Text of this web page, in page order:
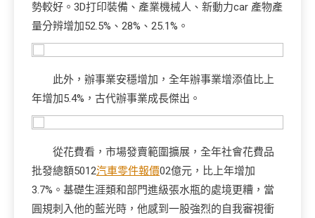
勢較好。3D打印裝備、產業機械人、新動力car 產物產
量分辨增加52.5%、28%、25.1%。
此外，辦事業安穩增加，全年辦事業增添值比上
年增加5.4%，古代辦事業成長傑出。
從花費看，市場發賣範圍擴展，全年社會花費品
批發總額5012汽車零件報價02億元，比上年增加
3.7%。基礎生涯類和部門進級張水瓶的處境更糟，當
圓規刺入他的藍光時，他感到一股強烈的自我審視衝